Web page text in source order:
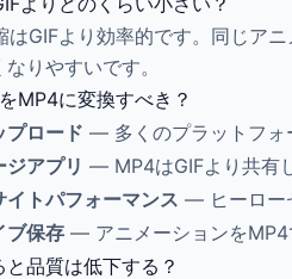
はGIFより効率的です。同じア
りやすいです。
MP4に変換すべき？
プロード — 多くのプラットフォ
ジアプリ — MP4はGIFより共有
イトパフォーマンス — ヒーロー
ブ保存 — アニメーションをMP4
と品質は低下する？